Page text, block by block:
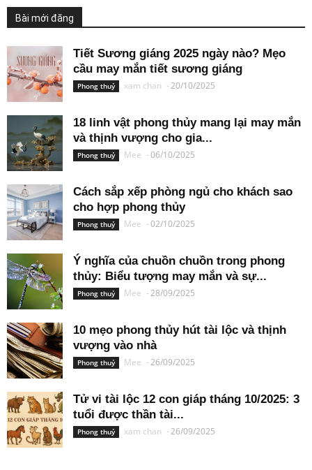
Bài mới đăng
Tiết Sương giáng 2025 ngày nào? Mẹo
cầu may mắn tiết sương giáng
Phong thuỷ xam chan -20/10/2025
18 linh vật phong thủy mang lại may mắn
và thịnh vượng cho gia...
Phong thuỷ Mee -06/10/2025
Cách sắp xếp phòng ngủ cho khách sao
cho hợp phong thủy
Phong thuỷ Mee -02/10/2025
Ý nghĩa của chuồn chuồn trong phong
thủy: Biểu tượng may mắn và sự...
Phong thuỷ Mee -28/09/2025
10 mẹo phong thủy hút tài lộc và thịnh
vượng vào nhà
Phong thuỷ Mee -26/09/2025
Tử vi tài lộc 12 con giáp tháng 10/2025: 3
tuổi được thần tài...
Phong thuỷ xam chan -26/09/2025